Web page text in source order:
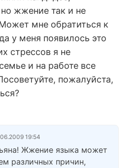
жжение так и не
мне обратиться к
у меня появилось это
стрессов я не
и на работе все
пожалуйста,
19:54
Жжение языка может
различных причин,